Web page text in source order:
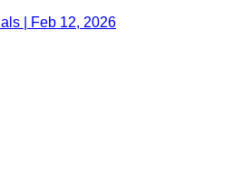
| Feb 12, 2026